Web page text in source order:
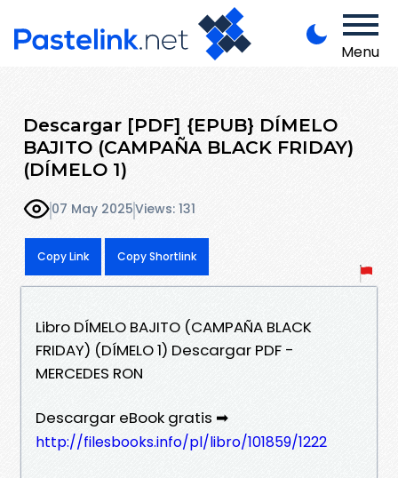
Menu
Descargar [PDF] {EPUB} DÍMELO
BAJITO (CAMPAÑA BLACK FRIDAY)
(DÍMELO 1)
07 May 2025Views: 131
Copy Link Copy Shortlink
Libro DÍMELO BAJITO (CAMPAÑA BLACK
FRIDAY) (DÍMELO 1) Descargar PDF -
MERCEDES RON
Descargar eBook gratis ➡
http://filesbooks.info/pl/libro/101859/1222